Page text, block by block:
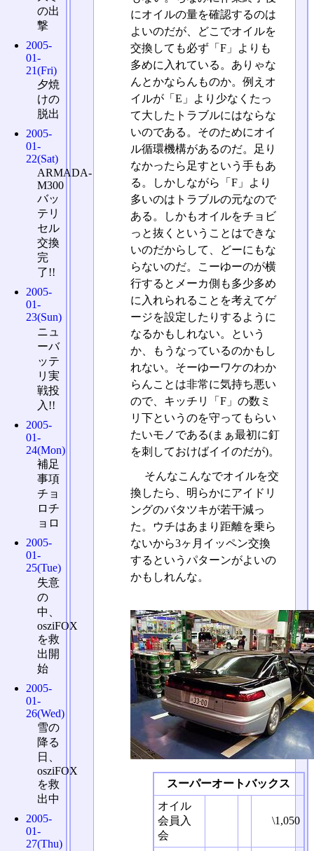
にオイルの量を確認するのは
よいのだが、どこでオイルを
交換しても必ず「F」よりも
多めに入れている。ありゃな
んとかならんものか。例えオ
イルが「E」より少なくたっ
て大したトラブルにはならな
いのである。そのためにオイ
ル循環機構があるのだ。足り
なかったら足すという手もあ
る。しかしながら「F」より
多いのはトラブルの元なので
ある。しかもオイルをチョビ
っと抜くということはできな
いのだからして、どーにもな
らないのだ。こーゆーのが横
行するとメーカ側も多少多め
に入れられることを考えてゲ
ージを設定したりするように
なるかもしれない。という
か、もうなっているのかもし
れない。そーゆーワケのわか
らんことは非常に気持ち悪い
ので、キッチリ「F」の数ミ
リ下というのを守ってもらい
たいモノである(まぁ最初に釘
を刺しておけばイイのだが)。
そんなこんなでオイルを交
換したら、明らかにアイドリ
ングのバタツキが若干減っ
た。ウチはあまり距離を乗ら
ないから3ヶ月イッペン交換
するというパターンがよいの
かもしれんな。
スーパーオートバックス
オイル
会員入
会
\1,050
の出
撃
2005-
01-
21(Fri)
夕焼
けの
脱出
2005-
01-
22(Sat)
ARMADA-
M300
バッ
テリ
セル
交換
完
了!!
2005-
01-
23(Sun)
ニュ
ーバ
ッテ
リ実
戦投
入!!
2005-
01-
24(Mon)
補足
事項
チョ
ロチ
ョロ
2005-
01-
25(Tue)
失意
の
中、
osziFOX
を救
出開
始
2005-
01-
26(Wed)
雪の
降る
日、
osziFOX
を救
出中
2005-
01-
27(Thu)